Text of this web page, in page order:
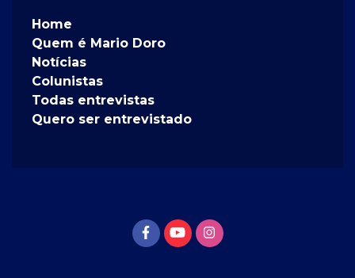
Home
Quem é Mario Doro
Notícias
Colunistas
Todas entrevistas
Quero ser entrevistado